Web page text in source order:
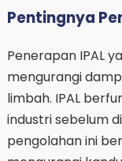
Pentingnya
Penerapan IPAL
mengurangi
limbah. IPAL
industri sebelum
pengolahan ini